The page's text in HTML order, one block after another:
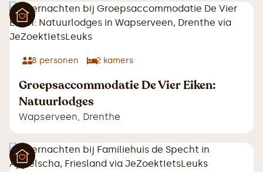
8 personen 2 kamers
Groepsaccommodatie De Vier Eiken:
Natuurlodges
Wapserveen, Drenthe